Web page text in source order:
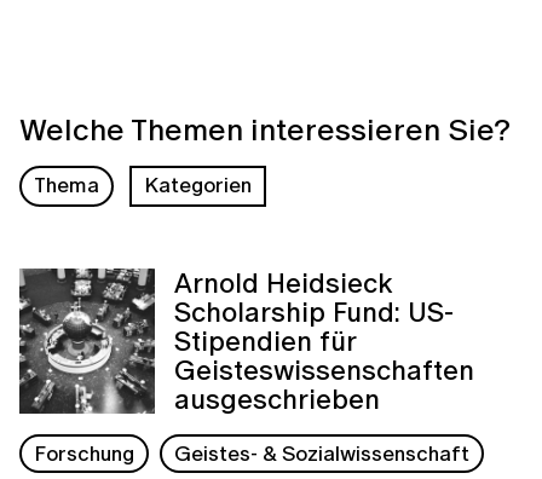
Welche Themen interessieren Sie?
Thema Kategorien
Arnold Heidsieck
Scholarship Fund: US-
Stipendien für
Geisteswissenschaften
ausgeschrieben
Forschung
Geistes- & Sozialwissenschaft